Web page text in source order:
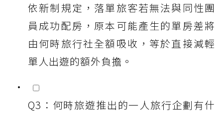
依新制規定，落單旅客若無法與同性團
員成功配房，原本可能產生的單房差將
由何時旅行社全額吸收，等於直接減輕
單人出遊的額外負擔。
Q3：何時旅遊推出的一人旅行企劃有什